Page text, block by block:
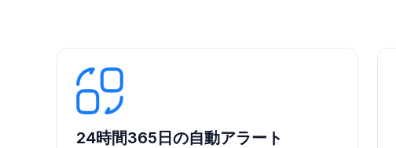
24時間365日の自動アラート